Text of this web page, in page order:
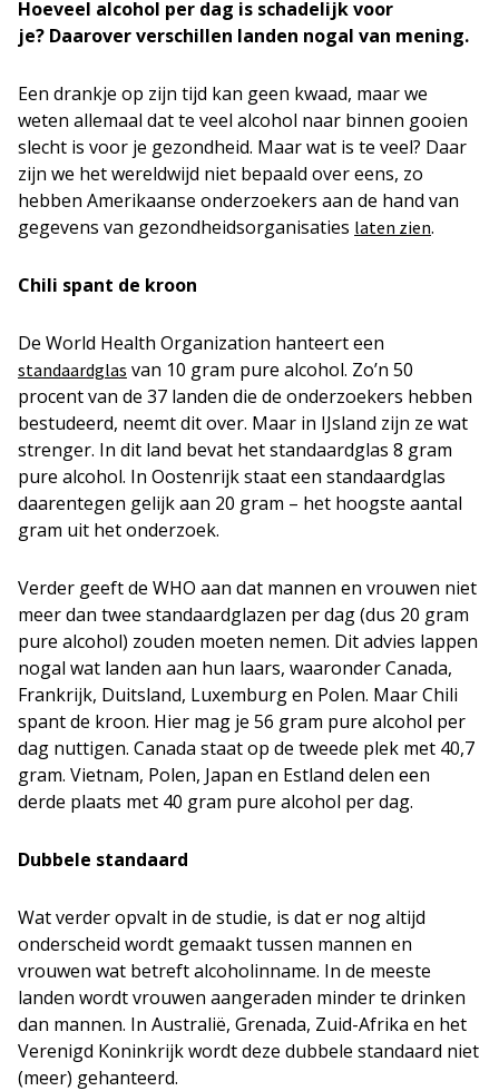
Hoeveel alcohol per dag is schadelijk voor
je? Daarover verschillen landen nogal van mening.
Een drankje op zijn tijd kan geen kwaad, maar we
weten allemaal dat te veel alcohol naar binnen gooien
slecht is voor je gezondheid. Maar wat is te veel? Daar
zijn we het wereldwijd niet bepaald over eens, zo
hebben Amerikaanse onderzoekers aan de hand van
gegevens van gezondheidsorganisaties laten zien.
Chili spant de kroon
De World Health Organization hanteert een
standaardglas van 10 gram pure alcohol. Zo’n 50
procent van de 37 landen die de onderzoekers hebben
bestudeerd, neemt dit over. Maar in IJsland zijn ze wat
strenger. In dit land bevat het standaardglas 8 gram
pure alcohol. In Oostenrijk staat een standaardglas
daarentegen gelijk aan 20 gram – het hoogste aantal
gram uit het onderzoek.
Verder geeft de WHO aan dat mannen en vrouwen niet
meer dan twee standaardglazen per dag (dus 20 gram
pure alcohol) zouden moeten nemen. Dit advies lappen
nogal wat landen aan hun laars, waaronder Canada,
Frankrijk, Duitsland, Luxemburg en Polen. Maar Chili
spant de kroon. Hier mag je 56 gram pure alcohol per
dag nuttigen. Canada staat op de tweede plek met 40,7
gram. Vietnam, Polen, Japan en Estland delen een
derde plaats met 40 gram pure alcohol per dag.
Dubbele standaard
Wat verder opvalt in de studie, is dat er nog altijd
onderscheid wordt gemaakt tussen mannen en
vrouwen wat betreft alcoholinname. In de meeste
landen wordt vrouwen aangeraden minder te drinken
dan mannen. In Australië, Grenada, Zuid-Afrika en het
Verenigd Koninkrijk wordt deze dubbele standaard niet
(meer) gehanteerd.